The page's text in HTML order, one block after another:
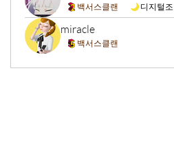
백서스클랜 디지털
miracle
백서스클랜